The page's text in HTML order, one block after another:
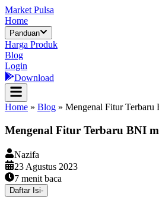
Market Pulsa
Home
Panduan
Harga Produk
Blog
Login
Download
Home » Blog » Mengenal Fitur
Mengenal Fitur Terbaru BNI
Nazifa
23 Agustus 2023
7 menit baca
Daftar Isi-